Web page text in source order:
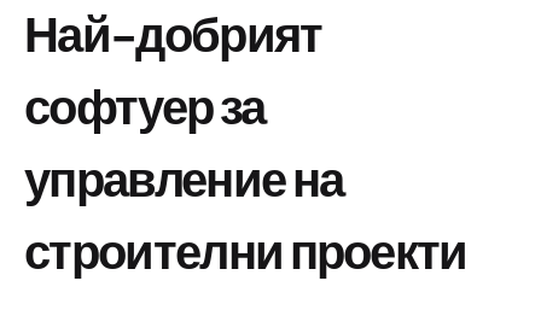
Най-добрият
софтуер за
управление на
строителни проекти